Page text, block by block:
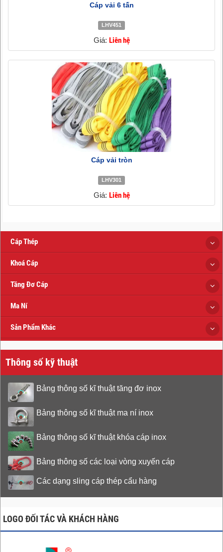
Cáp vải 6 tấn
LHV451
Giá: Liên hệ
Cáp vải tròn
LHV301
Giá: Liên hệ
Cáp Thép
Khoá Cáp
Tăng Đơ Cáp
Ma Ní
Sản Phẩm Khác
Thông số kỹ thuật
Bảng thông số kĩ thuật tăng đơ inox
Bảng thông số kĩ thuật ma ní inox
Bảng thông số kĩ thuật khóa cáp inox
Bảng thông số các loại vòng xuyến cáp
Các dạng sling cáp thép cẩu hàng
LOGO ĐỐI TÁC VÀ KHÁCH HÀNG